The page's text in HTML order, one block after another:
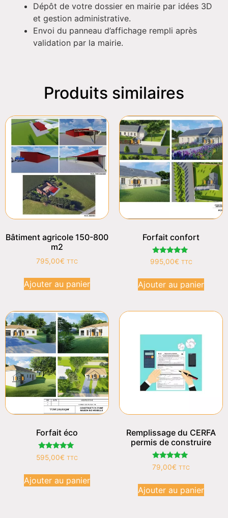
Dépôt de votre dossier en mairie par idées 3D
et gestion administrative.
Envoi du panneau d’affichage rempli après
validation par la mairie.
Produits similaires
Bâtiment agricole 150-800
m2
795,00€ TTC
Ajouter au panier
Forfait confort
Note
4.91
995,00€ TTC
Ajouter au panier
Forfait éco
Note
4.88
595,00€ TTC
Ajouter au panier
Remplissage du CERFA
permis de construire
Note
5.00
79,00€ TTC
Ajouter au panier